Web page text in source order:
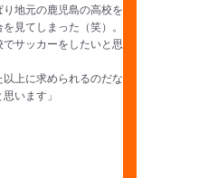
地元の鹿児島の高校を
見てしまった（笑）。
サッカーをしたいと思
上に求められるのだな
います」